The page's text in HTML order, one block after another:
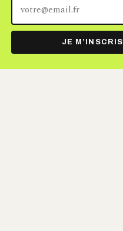
adresse
mail
JE M’INSCRIS